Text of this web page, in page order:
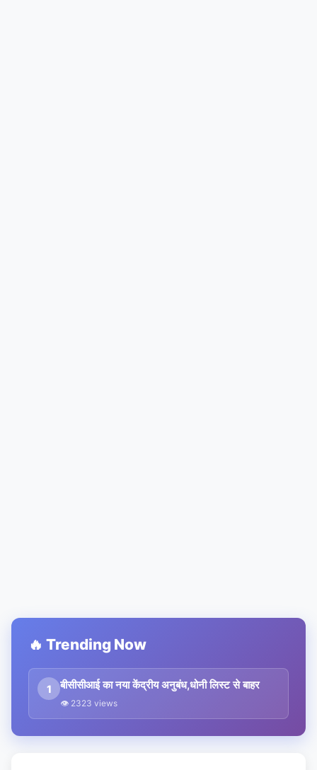
🔥 Trending Now
1 बीसीसीआई का नया केंद्रीय अनुबंध,धोनी लिस्ट से बाहर
👁 2323 views